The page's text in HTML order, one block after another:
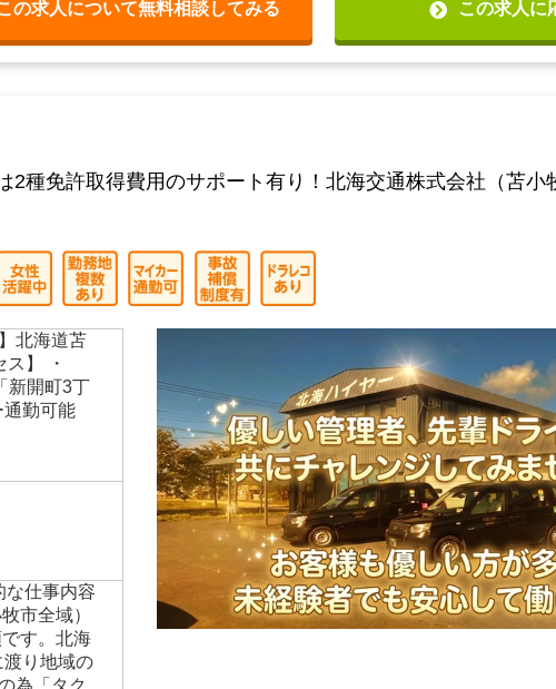
会社で全額
種免許取得費用のサポート有り！北海交通株式会社（苫小
】 ・
開町3丁
勤可能